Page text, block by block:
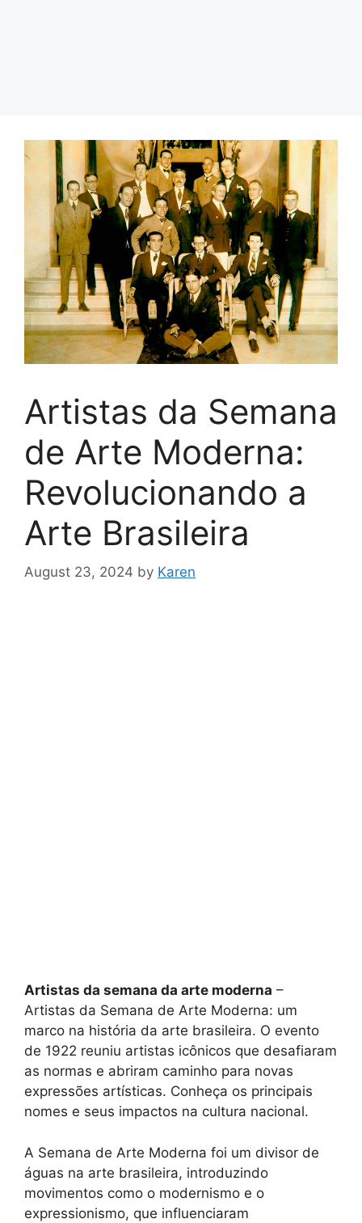
Artistas da Semana
de Arte Moderna:
Revolucionando a
Arte Brasileira
August 23, 2024 by Karen
Artistas da semana da arte moderna –
Artistas da Semana de Arte Moderna: um
marco na história da arte brasileira. O evento
de 1922 reuniu artistas icônicos que desafiaram
as normas e abriram caminho para novas
expressões artísticas. Conheça os principais
nomes e seus impactos na cultura nacional.
A Semana de Arte Moderna foi um divisor de
águas na arte brasileira, introduzindo
movimentos como o modernismo e o
expressionismo, que influenciaram